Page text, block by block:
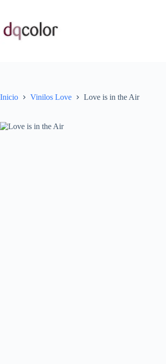
contenido
Inicio Vinilos Love Love is in the Air